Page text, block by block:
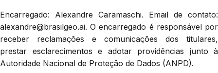
Encarregado: Alexandre Caramaschi. Email de contato:
alexandre@brasilgeo.ai. O encarregado é responsável por
receber reclamações e comunicações dos titulares,
prestar esclarecimentos e adotar providências junto à
Autoridade Nacional de Proteção de Dados (ANPD).